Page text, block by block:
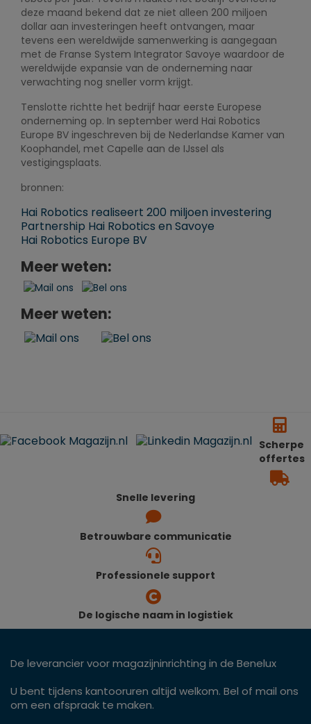
deze maand bekend dat ze niet alleen 200 miljoen
dollar aan investeringen heeft ontvangen, maar
tevens een wereldwijde samenwerking is aangegaan
met de Franse System Integrator Savoye waardoor de
wereldwijde expansie van de onderneming naar
verwachting nog sneller vorm krijgt.
Tenslotte richtte het bedrijf haar eerste Europese
onderneming op. In september werd Hai Robotics
Europe BV ingeschreven bij de Nederlandse Kamer van
Koophandel, met Capelle aan de IJssel als
vestigingsplaats.
bronnen:
Hai Robotics realiseert 200 miljoen investering
Partnership Hai Robotics en Savoye
Hai Robotics Europe BV
Meer weten:
Meer weten:
Scherpe
offertes
Snelle levering
Betrouwbare communicatie
Professionele support
De logische naam in logistiek
De leverancier voor magazijninrichting in de Benelux
U bent tijdens kantooruren altijd welkom. Bel of mail ons
om een afspraak te maken.